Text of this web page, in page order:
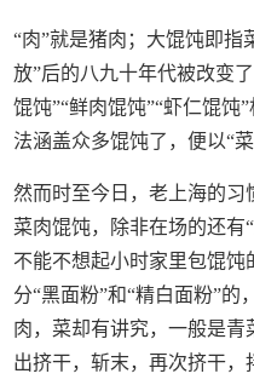
“肉”就是猪肉；大馄饨即指
放”后的八九十年代被改变
馄饨”“鲜肉馄饨”“虾仁馄饨
法涵盖众多馄饨了，便以“菜
然而时至今日，老上海的习
菜肉馄饨，除非在场的还有
不能不想起小时家里包馄
分“黑面粉”和“精白面粉”
肉，菜却有讲究，一般是
出挤干，斩末，再次挤干，